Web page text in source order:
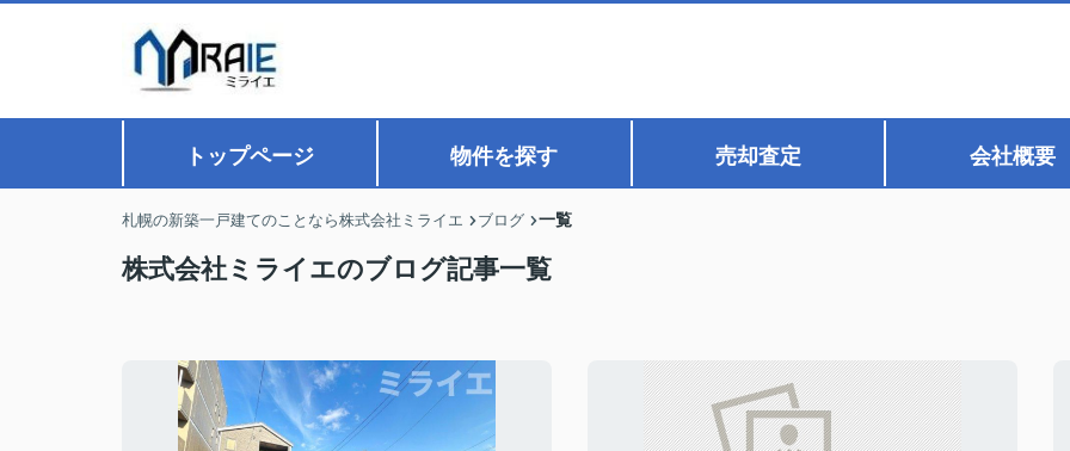
トップページ 物件を探す 売却査定 会社概要
札幌の新築一戸建てのことなら株式会社ミライエ ブログ 一覧
株式会社ミライエのブログ記事一覧